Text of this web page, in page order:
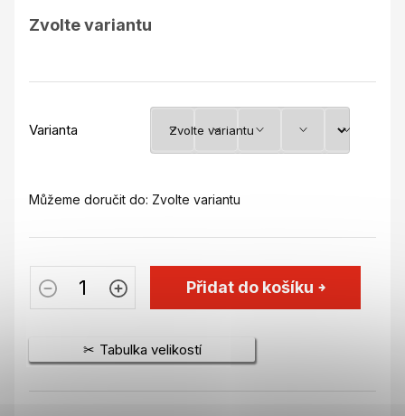
cena:
Zvolte variantu
Varianta
Můžeme doručit do: Zvolte variantu
Přidat do košíku
Tabulka velikostí